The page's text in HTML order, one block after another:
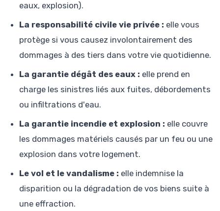
eaux, explosion).
La responsabilité civile vie privée : elle vous
protège si vous causez involontairement des
dommages à des tiers dans votre vie quotidienne.
La garantie dégât des eaux : elle prend en
charge les sinistres liés aux fuites, débordements
ou infiltrations d'eau.
La garantie incendie et explosion : elle couvre
les dommages matériels causés par un feu ou une
explosion dans votre logement.
Le vol et le vandalisme : elle indemnise la
disparition ou la dégradation de vos biens suite à
une effraction.